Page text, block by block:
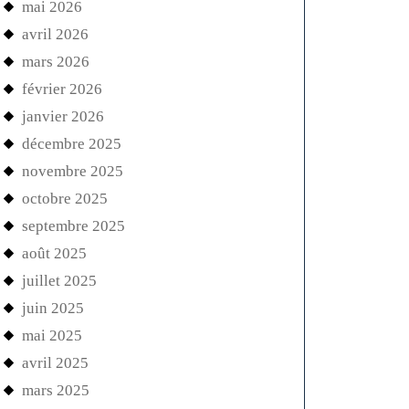
mai 2026
avril 2026
mars 2026
février 2026
janvier 2026
décembre 2025
novembre 2025
octobre 2025
septembre 2025
août 2025
juillet 2025
juin 2025
mai 2025
avril 2025
mars 2025